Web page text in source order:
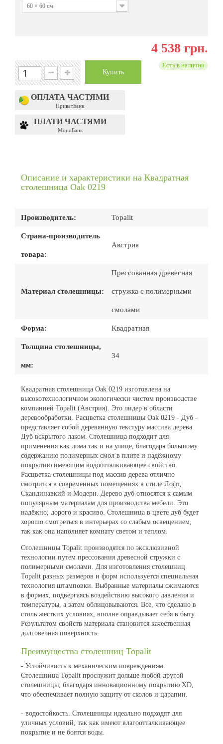
60 × 60 см
4 538 грн.
Купить
Есть в наличии
ОПЛАТА ЧАСТЯМИ
ПриватБанк
ПЛАТИ ЧАСТЯМИ
МоноБанк
Описание и характеристики на Квадратная
столешница Oak 0219
Производитель: Topalit
Страна-производитель
товара:
Австрия
Материал столешницы:
Прессованная древесная
стружка с полимерными
смолами
Форма: Квадратная
Толщина столешницы,
мм:
34
Квадратная столешница Oak 0219 изготовлена на
высокотехнологичном экологически чистом производстве
компанией Topalit (Австрия). Это лидер в области
деревообработки. Расцветка столешницы Oak 0219 - Дуб -
представляет собой деревянную текстуру массива дерева
Дуб вскрытого лаком. Столешница подходит для
применения как дома так и на улице, благодаря большому
содержанию полимерных смол в плите и надёжному
покрытию имеющим водоотталкивающее свойство.
Расцветка столешницы под массив дерева отлично
смотрится в современных помещениях в стиле Лофт,
Скандинавкий и Модерн. Дерево дуб относятся к самым
популярным материалам для производства мебели. Это
надёжно, дорого и красиво. Столешница в цвете дуб будет
хорошо смотреться в интерьерах со слабым освещением,
так как она наполняет комнату светом и теплом.
Столешницы Topalit производятся по эксклюзивной
технологии путем прессования древесной стружки с
полимерными смолами. Для изготовления столешниц
Topalit разных размеров и форм используется специальная
технология штамповки. Выбранные материалы сжимаются
в формах, подвергаясь воздействию высокого давления и
температуры, а затем облицовываются. Все, что сделано в
столь жестких условиях, вполне оправдывает себя в быту.
Результатом свойств материала становится качественная
долговечная поверхность.
Преимущества столешниц Topalit
- Устойчивость к механическим повреждениям.
Столешница Topalit прослужит дольше любой другой
столешницы, благодаря инновационному покрытию XD,
что обеспечивает полную защиту от сколов и царапин.
- водостойкость. Столешницы идеально подходят для
уличных условий, так как имеют влагоотталкивающее
покрытие и не боятся воды.